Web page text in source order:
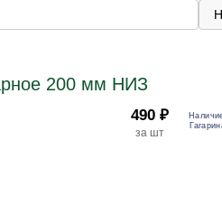
200 мм НИЗ
490 ₽